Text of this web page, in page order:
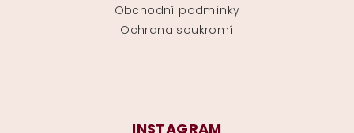
Obchodní podmínky
Ochrana soukromí
INSTAGRAM